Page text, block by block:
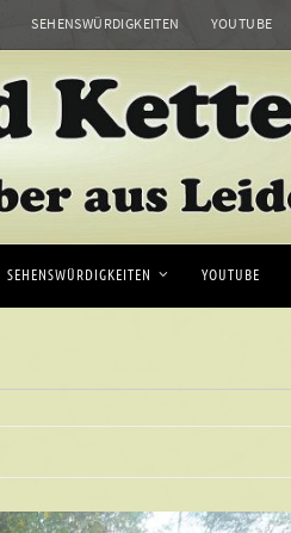
SEHENSWÜRDIGKEITEN YOUTUBE
SEHENSWÜRDIGKEITEN YOUTUBE